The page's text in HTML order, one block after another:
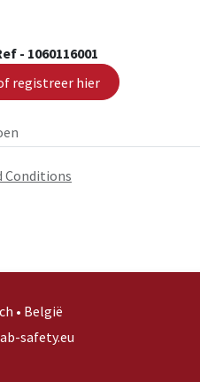
- 1060116001
registreer hier
Conditions
• België
safety.eu